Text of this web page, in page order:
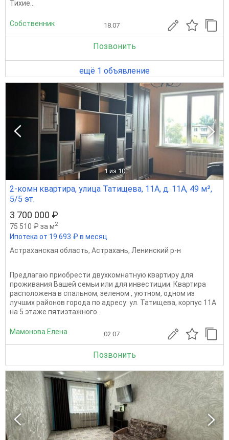
Тиxие...
Собственник 18.07
Позвонить
ещё 1 объявление
1 из 10
2-комн квартира, улица Татищева, 11А, д. 11А, 49 м²,
5/5 эт.
3 700 000 ₽
75 510 ₽ за м2
Ипотека от 19 693 ₽ в месяц
Астраханская область, Астрахань, Ленинский р-н
Предлагаю приобрести двухкомнатную квартиру для
проживания Вашей семьи или для инвестиции. Квартира
расположена в спальном, зеленом , уютном, одном из
лучших районов города по адресу: ул. Татищева, корпус 11А
на 5 этаже пятиэтажного...
Мамонова Елена 02.07
Позвонить